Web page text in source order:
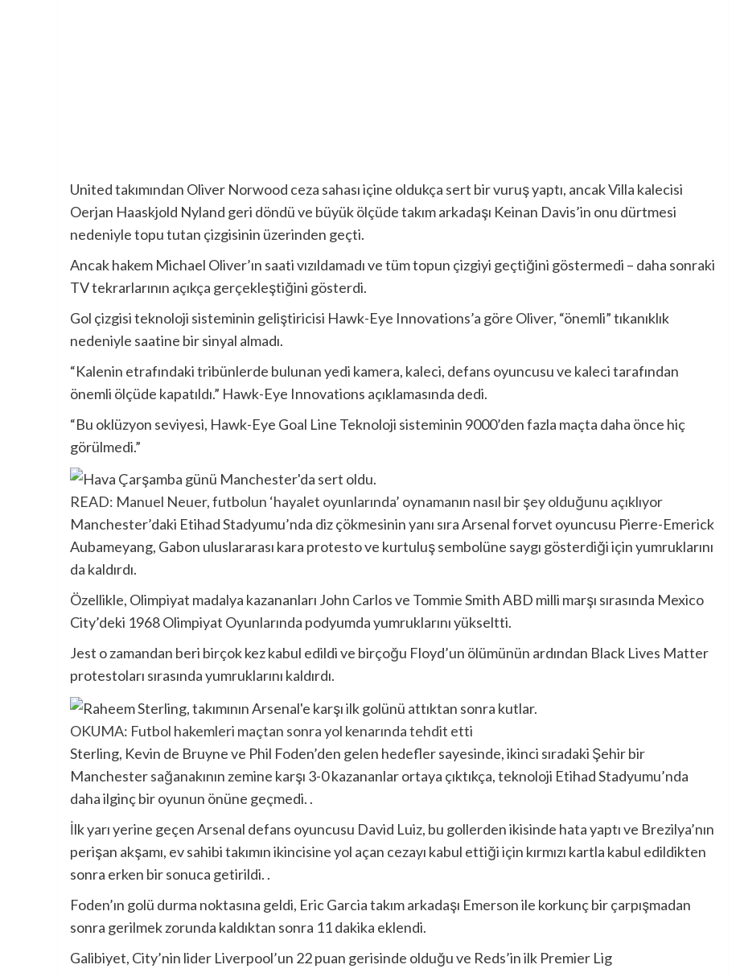
United takımından Oliver Norwood ceza sahası içine oldukça sert bir vuruş yaptı, ancak Villa kalecisi
Oerjan Haaskjold Nyland geri döndü ve büyük ölçüde takım arkadaşı Keinan Davis’in onu dürtmesi
nedeniyle topu tutan çizgisinin üzerinden geçti.
Ancak hakem Michael Oliver’ın saati vızıldamadı ve tüm topun çizgiyi geçtiğini göstermedi – daha sonraki
TV tekrarlarının açıkça gerçekleştiğini gösterdi.
Gol çizgisi teknoloji sisteminin geliştiricisi Hawk-Eye Innovations’a göre Oliver, “önemli” tıkanıklık
nedeniyle saatine bir sinyal almadı.
“Kalenin etrafındaki tribünlerde bulunan yedi kamera, kaleci, defans oyuncusu ve kaleci tarafından
önemli ölçüde kapatıldı.” Hawk-Eye Innovations açıklamasında dedi.
“Bu oklüzyon seviyesi, Hawk-Eye Goal Line Teknoloji sisteminin 9000’den fazla maçta daha önce hiç
görülmedi.”
READ: Manuel Neuer, futbolun ‘hayalet oyunlarında’ oynamanın nasıl bir şey olduğunu açıklıyor
Manchester’daki Etihad Stadyumu’nda diz çökmesinin yanı sıra Arsenal forvet oyuncusu Pierre-Emerick
Aubameyang, Gabon uluslararası kara protesto ve kurtuluş sembolüne saygı gösterdiği için yumruklarını
da kaldırdı.
Özellikle, Olimpiyat madalya kazananları John Carlos ve Tommie Smith ABD milli marşı sırasında Mexico
City’deki 1968 Olimpiyat Oyunlarında podyumda yumruklarını yükseltti.
Jest o zamandan beri birçok kez kabul edildi ve birçoğu Floyd’un ölümünün ardından Black Lives Matter
protestoları sırasında yumruklarını kaldırdı.
OKUMA: Futbol hakemleri maçtan sonra yol kenarında tehdit etti
Sterling, Kevin de Bruyne ve Phil Foden’den gelen hedefler sayesinde, ikinci sıradaki Şehir bir
Manchester sağanakının zemine karşı 3-0 kazananlar ortaya çıktıkça, teknoloji Etihad Stadyumu’nda
daha ilginç bir oyunun önüne geçmedi. .
İlk yarı yerine geçen Arsenal defans oyuncusu David Luiz, bu gollerden ikisinde hata yaptı ve Brezilya’nın
perişan akşamı, ev sahibi takımın ikincisine yol açan cezayı kabul ettiği için kırmızı kartla kabul edildikten
sonra erken bir sonuca getirildi. .
Foden’ın golü durma noktasına geldi, Eric Garcia takım arkadaşı Emerson ile korkunç bir çarpışmadan
sonra gerilmek zorunda kaldıktan sonra 11 dakika eklendi.
Galibiyet, City’nin lider Liverpool’un 22 puan gerisinde olduğu ve Reds’in ilk Premier Lig